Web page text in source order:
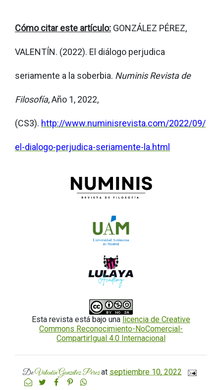
Cómo citar este artículo: GONZÁLEZ PÉREZ,
VALENTÍN. (2022). El diálogo perjudica
seriamente a la soberbia. Numinis Revista de
Filosofía, Año 1, 2022,
(CS3). http://www.numinisrevista.com/2022/09/
el-dialogo-perjudica-seriamente-la.html
Esta revista está bajo una licencia de Creative
Commons Reconocimiento-NoComercial-
CompartirIgual 4.0 Internacional
DeValentín González Pérezat septiembre 10, 2022